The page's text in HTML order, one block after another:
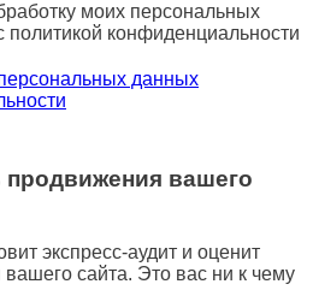
моих персональных
политикой конфиденциальности
данных
продвижения вашего
экспресс-аудит и оценит
сайта. Это вас ни к чему